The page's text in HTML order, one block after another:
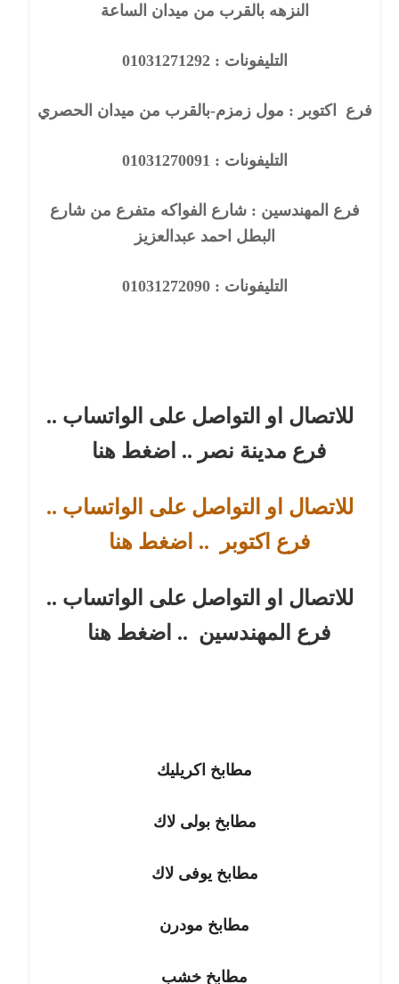
النزهه بالقرب من ميدان الساعة
التليفونات :01031271292
فرع اكتوبر : مول زمزم-بالقرب من ميدان الحصري
التليفونات : 01031270091
فرع المهندسين :شارع الفواكه متفرع من شارع
البطل احمد عبدالعزيز
التليفونات :01031272090
للاتصال او التواصل على الواتساب ..
فرع مدينة نصر .. اضغط هنا
للاتصال او التواصل على الواتساب ..
فرع اكتوبر
.. اضغط هنا
للاتصال او التواصل على الواتساب ..
فرع المهندسين .. اضغط هنا
مطابخ اكريليك
مطابخ بولى لاك
مطابخ يوفى لاك
مطابخ مودرن
مطابخ خشب